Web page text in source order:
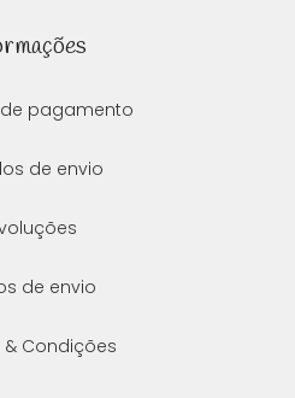
pagamento
de envio
de envio
& Condições